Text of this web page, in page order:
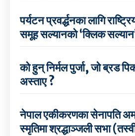
पर्यटन प्रवर्द्धनका लागि
समूह सल्यानको ‘क्लिक
को हुन् निर्मल पुर्जा, जो ब्रड
अस्ताए ?
नेपाल एकीकरणका सेनापति
स्मृतिमा श्रद्धाञ्जली सभा